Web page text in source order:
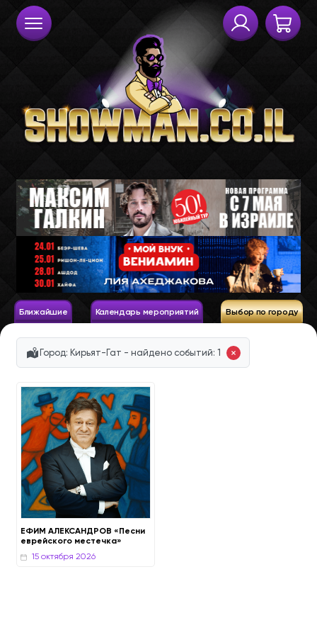
Ближайшие Календарь мероприятий Выбор по городу
Город: Кирьят-Гат - найдено событий: 1
ЕФИМ АЛЕКСАНДРОВ «Песни
еврейского местечка»